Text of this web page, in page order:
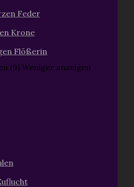
Feder
Krone
Flößerin
(9) Weniger anzeigen